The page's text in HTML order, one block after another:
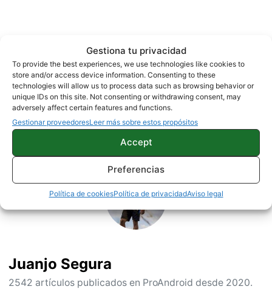
Gestiona tu privacidad
To provide the best experiences, we use technologies like cookies to
store and/or access device information. Consenting to these
technologies will allow us to process data such as browsing behavior or
unique IDs on this site. Not consenting or withdrawing consent, may
adversely affect certain features and functions.
Gestionar proveedoresLeer más sobre estos propósitos
Accept
Preferencias
Política de cookiesPolítica de privacidadAviso legal
NOTICIAS SONY
Sobre este autor
Juanjo Segura
2542 artículos publicados en ProAndroid desde 2020.